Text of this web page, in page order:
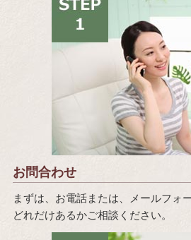
お問合わせ
まずは、お電話または、メールフォ
どれだけあるかご相談ください。